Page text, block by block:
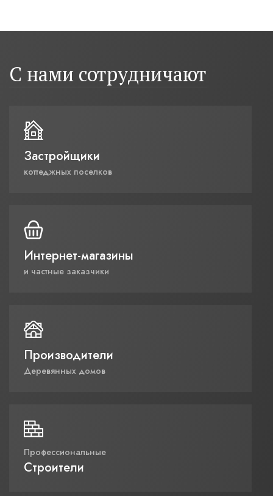
С нами сотрудничают
Застройщики
коттеджных поселков
Интернет-магазины
и частные заказчики
Производители
Деревянных домов
Профессиональные
Строители